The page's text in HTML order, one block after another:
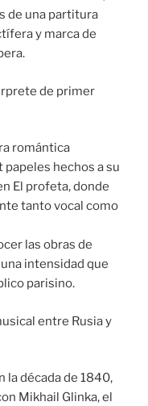
de una partitura
y marca de
de primer
romántica
hechos a su
El profeta, donde
tanto vocal como
las obras de
intensidad que
parisino.
entre Rusia y
la década de 1840,
Mikhail Glinka, el